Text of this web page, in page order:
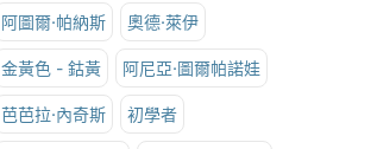
阿圖爾·帕納斯 奧德·萊伊
金黃色 - 鈷黃 阿尼亞·圖爾帕諾娃
芭芭拉·內奇斯 初學者